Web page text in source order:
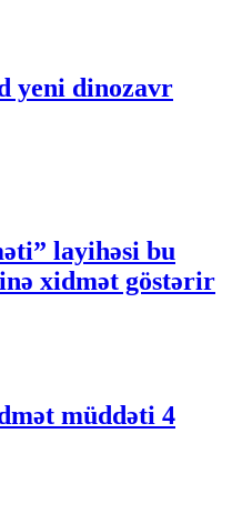
yeni dinozavr
layihəsi bu
xidmət göstərir
müddəti 4